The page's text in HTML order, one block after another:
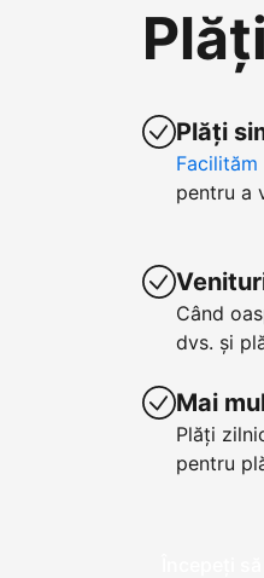
Plăți
pentru a
Când
dvs. și
Mai
Plăți
pentru
Începeți